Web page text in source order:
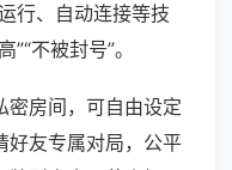
行、自动连接等技
不被封号”。
密房间，可自由设定
好友专属对局，公平